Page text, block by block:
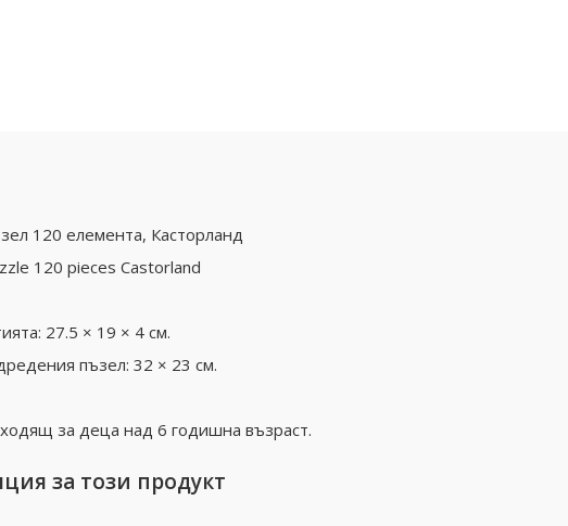
120 елемента, Касторланд
120 pieces Castorland
27.5 × 19 × 4 см.
пъзел: 32 × 23 см.
за деца над 6 годишна възраст.
за този продукт